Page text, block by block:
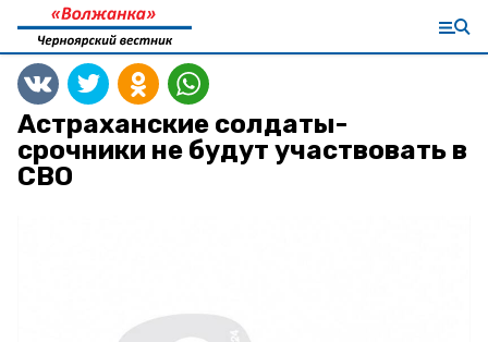
Астраханские солдаты-
срочники не будут участвовать в
СВО